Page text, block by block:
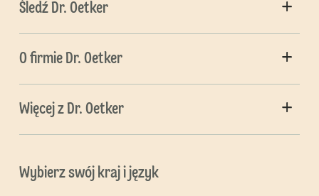
Śledź Dr. Oetker
O firmie Dr. Oetker
Więcej z Dr. Oetker
Wybierz swój kraj i język